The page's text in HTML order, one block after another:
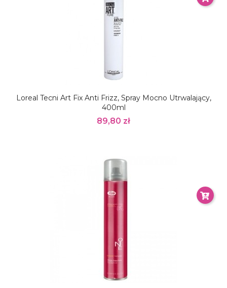
Loreal Tecni Art Fix Anti Frizz, Spray Mocno Utrwalający,
400ml
89,80 zł